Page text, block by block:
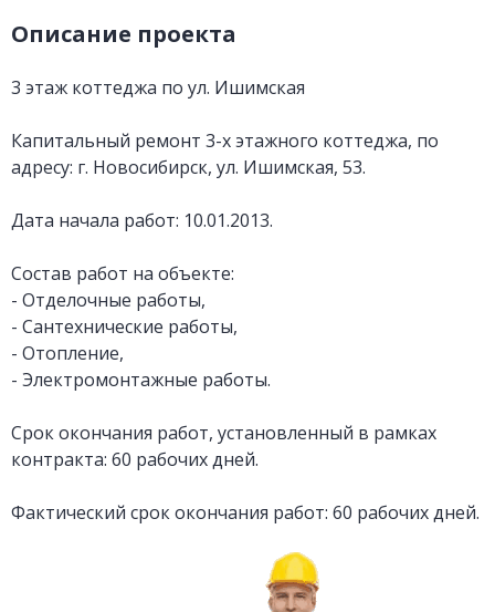
Описание проекта
3 этаж коттеджа по ул. Ишимская
Капитальный ремонт 3-х этажного коттеджа, по
адресу: г. Новосибирск, ул. Ишимская, 53.
Дата начала работ: 10.01.2013.
Состав работ на объекте:
- Отделочные работы,
- Сантехнические работы,
- Отопление,
- Электромонтажные работы.
Срок окончания работ, установленный в рамках
контракта: 60 рабочих дней.
Фактический срок окончания работ: 60 рабочих дней.